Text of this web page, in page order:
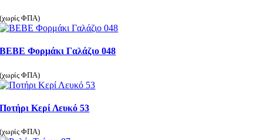
(χωρίς ΦΠΑ)
ΒΕΒΕ Φορμάκι Γαλάζιο 048
(χωρίς ΦΠΑ)
Ποτήρι Κερί Λευκό 53
(χωρίς ΦΠΑ)